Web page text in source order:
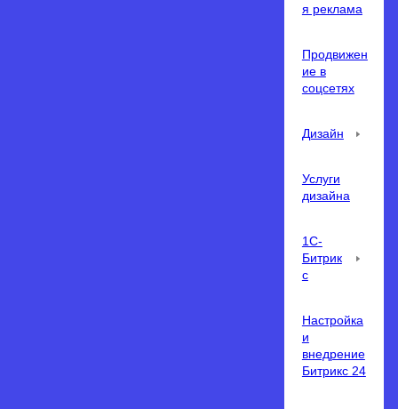
я реклама
Продвижен
ие в
соцсетях
Дизайн
Услуги
дизайна
1С-
Битрик
с
Настройка
и
внедрение
Битрикс 24